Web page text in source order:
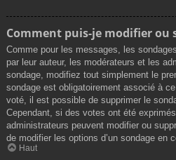
Comment puis-je modifier ou
Comme pour les messages, les
par leur auteur, les modérateurs et les
sondage, modifiez tout simplement le
sondage est obligatoirement associé à
voté, il est possible de supprimer le
Cependant, si des votes ont été
administrateurs peuvent modifier ou
de modifier les options d’un sondage en
Haut